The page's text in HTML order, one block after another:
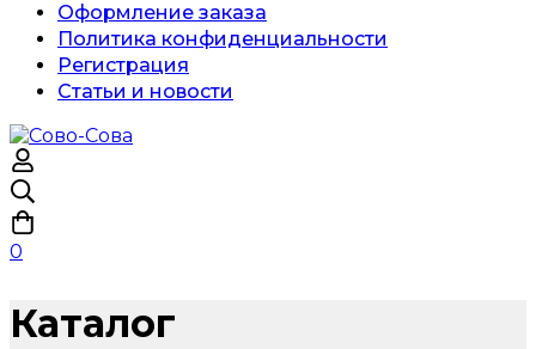
Оформление заказа
Политика конфиденциальности
Регистрация
Статьи и новости
0
Каталог